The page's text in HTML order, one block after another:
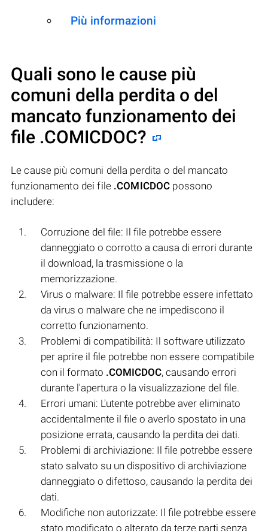
Più informazioni
Quali sono le cause più
comuni della perdita o del
mancato funzionamento dei
file .COMICDOC?
Le cause più comuni della perdita o del mancato
funzionamento dei file .COMICDOC possono
includere:
Corruzione del file: Il file potrebbe essere
danneggiato o corrotto a causa di errori durante
il download, la trasmissione o la
memorizzazione.
Virus o malware: Il file potrebbe essere infettato
da virus o malware che ne impediscono il
corretto funzionamento.
Problemi di compatibilità: Il software utilizzato
per aprire il file potrebbe non essere compatibile
con il formato .COMICDOC, causando errori
durante l'apertura o la visualizzazione del file.
Errori umani: L'utente potrebbe aver eliminato
accidentalmente il file o averlo spostato in una
posizione errata, causando la perdita dei dati.
Problemi di archiviazione: Il file potrebbe essere
stato salvato su un dispositivo di archiviazione
danneggiato o difettoso, causando la perdita dei
dati.
Modifiche non autorizzate: Il file potrebbe essere
stato modificato o alterato da terze parti senza